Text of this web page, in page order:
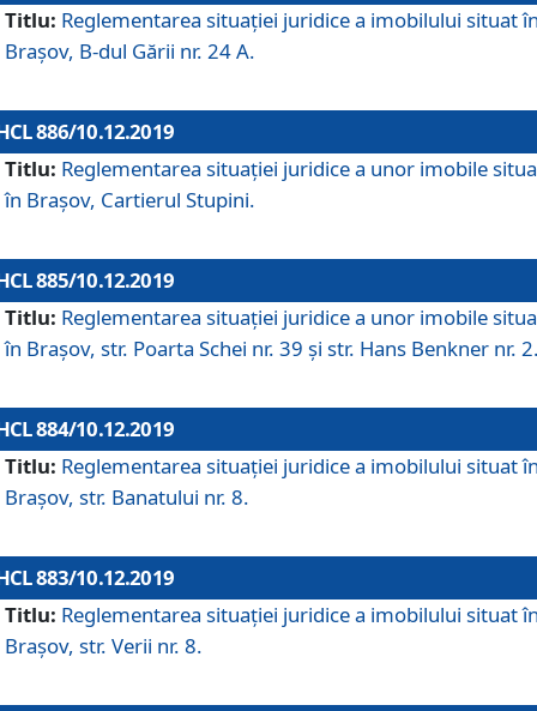
Titlu: Reglementarea situației juridice a imobilului situat
Brașov, B-dul Gării nr. 24 A.
886/10.12.2019
Titlu: Reglementarea situaţiei juridice a unor imobile
în Braşov, Cartierul Stupini.
885/10.12.2019
Titlu: Reglementarea situației juridice a unor imobile
în Brașov, str. Poarta Schei nr. 39 și str. Hans Benkner nr.
884/10.12.2019
Titlu: Reglementarea situației juridice a imobilului situat
Brașov, str. Banatului nr. 8.
883/10.12.2019
Titlu: Reglementarea situației juridice a imobilului situat
Brașov, str. Verii nr. 8.